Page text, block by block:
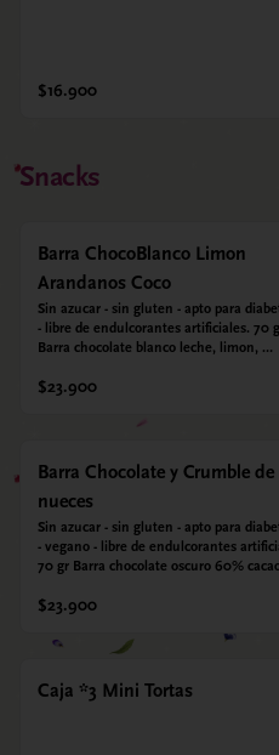
$16.900
Snacks
Barra ChocoBlanco Limon
Arandanos Coco
Sin azucar - sin gluten - apto para
- libre de endulcorantes artificiales. 70
Barra chocolate blanco leche, limon,
con alulosa.
$23.900
Barra Chocolate y Crumble de
nueces
Sin azucar - sin gluten - apto para
- vegano - libre de endulcorantes
70 gr Barra chocolate oscuro 60%
sal marina. Endulzada con alulosa.
$23.900
Caja *3 Mini Tortas